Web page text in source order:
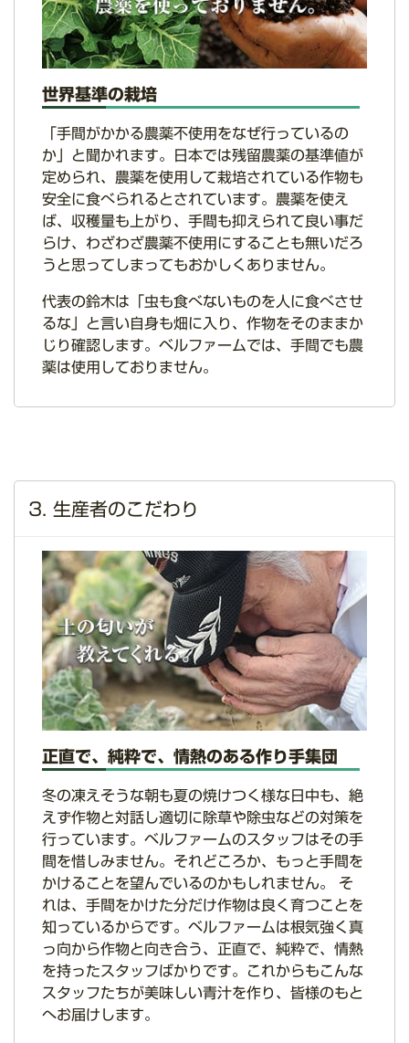
世界基準の栽培
「手間がかかる農薬不使用をなぜ行っているの
か」と聞かれます。日本では残留農薬の基準値が
定められ、農薬を使用して栽培されている作物も
安全に食べられるとされています。農薬を使え
ば、収穫量も上がり、手間も抑えられて良い事だ
らけ、わざわざ農薬不使用にすることも無いだろ
うと思ってしまってもおかしくありません。
代表の鈴木は「虫も食べないものを人に食べさせ
るな」と言い自身も畑に入り、作物をそのままか
じり確認します。ベルファームでは、手間でも農
薬は使用しておりません。
3. 生産者のこだわり
正直で、純粋で、情熱のある作り手集団
冬の凍えそうな朝も夏の焼けつく様な日中も、絶
えず作物と対話し適切に除草や除虫などの対策を
行っています。ベルファームのスタッフはその手
間を惜しみません。それどころか、もっと手間を
かけることを望んでいるのかもしれません。 そ
れは、手間をかけた分だけ作物は良く育つことを
知っているからです。ベルファームは根気強く真
っ向から作物と向き合う、正直で、純粋で、情熱
を持ったスタッフばかりです。これからもこんな
スタッフたちが美味しい青汁を作り、皆様のもと
へお届けします。